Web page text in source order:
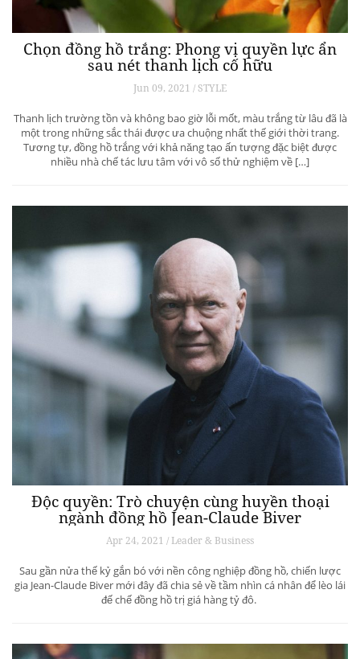
Chọn đồng hồ trắng: Phong vị quyền lực ẩn
sau nét thanh lịch cố hữu
Jun 09, 2021 / STYLE
Thanh lịch trường tồn và không bao giờ lỗi mốt, màu trắng từ lâu đã là
một trong những sắc thái được ưa chuộng nhất thế giới thời trang.
Tương tự, đồng hồ trắng với khả năng tạo ấn tượng đặc biệt được
nhiều nhà chế tác lưu tâm với vô số thử nghiệm về […]
Độc quyền: Trò chuyện cùng huyền thoại
ngành đồng hồ Jean-Claude Biver
Apr 24, 2021 / Leader & Business
Sau gần nửa thế kỷ gắn bó với nền công nghiệp đồng hồ, chiến lược
gia Jean-Claude Biver mới đây đã chia sẻ về tầm nhìn cá nhân để lèo lái
đế chế đồng hồ trị giá hàng tỷ đô.